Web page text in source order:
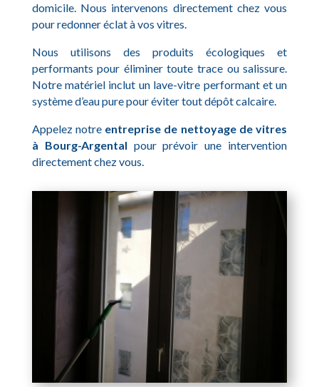
domicile. Nous intervenons directement chez vous
pour redonner éclat à vos vitres.
Nous utilisons des produits écologiques et
performants pour éliminer toute trace ou salissure.
Notre matériel inclut un lave-vitre performant et un
système d’eau pure pour éviter tout dépôt calcaire.
Appelez notre entreprise de nettoyage de vitres
à Bourg-Argental pour prévoir une intervention
directement chez vous.